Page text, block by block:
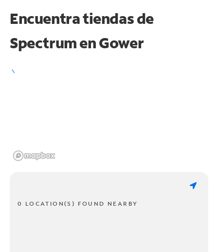
Encuentra tiendas de
Spectrum enGower
0 LOCATION(S) FOUND NEARBY